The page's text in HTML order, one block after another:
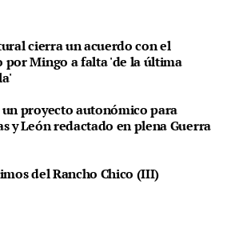
cierra un acuerdo con el
por Mingo a falta 'de la última
proyecto autonómico para
y León redactado en plena Guerra
del Rancho Chico (III)